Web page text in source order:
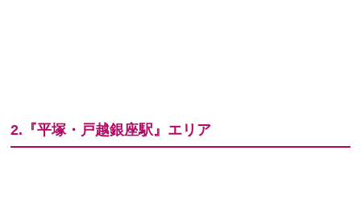
2.『平塚・戸越銀座駅』エリア